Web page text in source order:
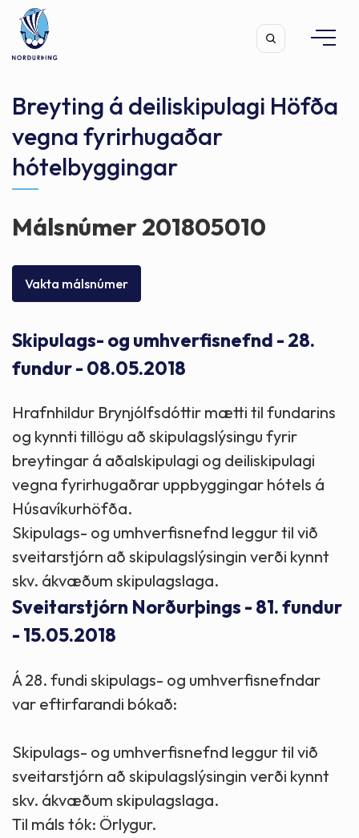
Leita
Breyting á deiliskipulagi Höfða
vegna fyrirhugaðar
hótelbyggingar
Málsnúmer 201805010
Vakta málsnúmer
Skipulags- og umhverfisnefnd - 28.
fundur - 08.05.2018
Hrafnhildur Brynjólfsdóttir mætti til fundarins
og kynnti tillögu að skipulagslýsingu fyrir
breytingar á aðalskipulagi og deiliskipulagi
vegna fyrirhugaðrar uppbyggingar hótels á
Húsavíkurhöfða.
Skipulags- og umhverfisnefnd leggur til við
sveitarstjórn að skipulagslýsingin verði kynnt
skv. ákvæðum skipulagslaga.
Sveitarstjórn Norðurþings - 81. fundur
- 15.05.2018
Á 28. fundi skipulags- og umhverfisnefndar
var eftirfarandi bókað:
Skipulags- og umhverfisnefnd leggur til við
sveitarstjórn að skipulagslýsingin verði kynnt
skv. ákvæðum skipulagslaga.
Til máls tók: Örlygur.